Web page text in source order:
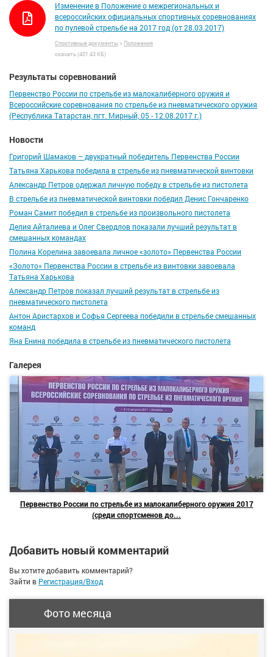
Изменение в Положение о межрегиональных и
всероссийских официальных спортивных соревнованиях
по пулевой стрельбе на 2017 год (от 28.03.2017)
Спортивные документы > Положения
скачать (401.43 КБ)
Результаты соревнований
Первенство России по стрельбе из малокалиберного оружия и
Всероссийские соревнования по стрельбе из пневматического оружия
(Республика Татарстан, пгт. Мирный, 05 - 12.08.2017 г.)
Новости
Григорий Шамаков – двукратный победитель Первенства России
Татьяна Харькова победила в стрельбе из пневматической винтовки
Александр Петров одержал личную победу в стрельбе из пистолета
В стрельбе из пневматической винтовки победил Денис Гончаренко
Роман Самит победил в стрельбе из произвольного пистолета
Делия Айталиева и Олег Свердлов показали лучший результат в
смешанных командах
Полина Корелина завоевала личное «золото» Первенства России
«Золото» Первенства России в стрельбе из винтовки завоевала
Татьяна Харькова
Александр Петров показал лучший результат в стрельбе из
пневматического пистолета
Антон Аристархов и Софья Сергеева победили в стрельбе смешанных
команд
Яна Енина победила в стрельбе из пневматического пистолета
Галерея
Первенство России по стрельбе из малокалиберного оружия 2017
(среди спортсменов до...
Добавить новый комментарий
Вы хотите добавить комментарий?
Зайти в Регистрация/Вход
Фото месяца